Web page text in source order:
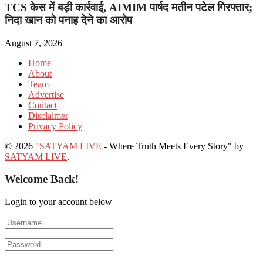
TCS केस में बड़ी कार्रवाई, AIMIM पार्षद मतीन पटेल गिरफ्तार;
निदा खान को पनाह देने का आरोप
August 7, 2026
Home
About
Team
Advertise
Contact
Disclaimer
Privacy Policy
© 2026 "SATYAM LIVE - Where Truth Meets Every Story" by
SATYAM LIVE.
Welcome Back!
Login to your account below